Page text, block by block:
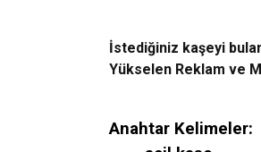
İstediğiniz kaşeyi
Yükselen Reklam ve
Anahtar Kelimeler: